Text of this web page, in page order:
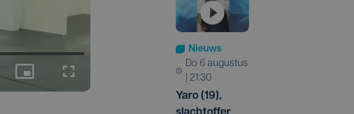
Nieuws
do 6 augustus
| 21:30
Yaro (19),